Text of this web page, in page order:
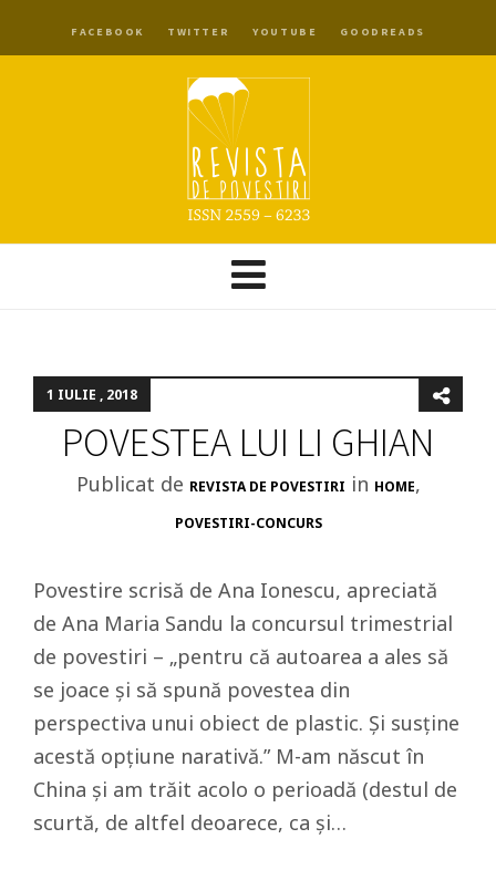
FACEBOOK TWITTER YOUTUBE GOODREADS
1 IULIE , 2018
POVESTEA LUI LI GHIAN
Publicat de REVISTA DE POVESTIRI in HOME,
POVESTIRI-CONCURS
Povestire scrisă de Ana Ionescu, apreciată
de Ana Maria Sandu la concursul trimestrial
de povestiri – „pentru că autoarea a ales să
se joace și să spună povestea din
perspectiva unui obiect de plastic. Și susține
acestă opțiune narativă.” M-am născut în
China şi am trăit acolo o perioadă (destul de
scurtă, de altfel deoarece, ca şi…